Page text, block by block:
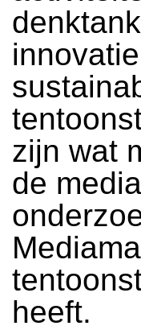
zijn wat
de
heeft.